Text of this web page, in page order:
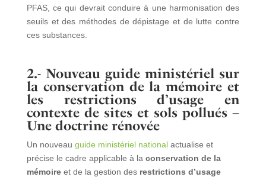
PFAS, ce qui devrait conduire à une harmonisation des
seuils et des méthodes de dépistage et de lutte contre
ces substances.
2.- Nouveau guide ministériel sur
la conservation de la mémoire et
les restrictions d’usage en
contexte de sites et sols pollués –
Une doctrine rénovée
Un nouveau guide ministériel nationalactualise et
précise le cadre applicable à la conservation de la
mémoireet de la gestion des restrictions d’usage